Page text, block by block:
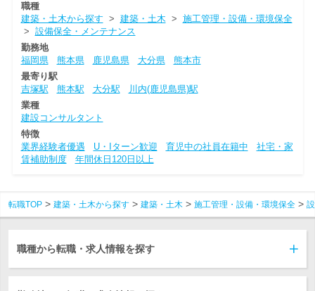
職種
建築・土木から探す > 建築・土木 > 施工管理・設備・環境保全
> 設備保全・メンテナンス
勤務地
福岡県
熊本県 鹿児島県 大分県
熊本市
最寄り駅
吉塚駅
熊本駅 大分駅
川内(鹿児島県)駅
業種
建設コンサルタント
特徴
業界経験者優遇
U・Iターン歓迎 育児中の社員在籍中
社宅・家
賃補助制度
年間休日120日以上
転職TOP 建築・土木から探す 建築・土木 施工管理・設備・環境保全
職種から転職・求人情報を探す